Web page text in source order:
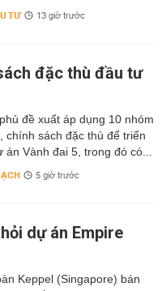
TƯ 13 giờ trước
đặc thù đầu tư
đề xuất áp dụng 10 nhóm
chính sách đặc thù để triển
án Vành đai 5, trong đó có...
5 giờ trước
dự án Empire
Keppel (Singapore) bán